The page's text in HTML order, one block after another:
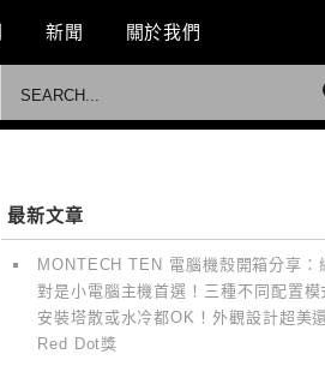
新聞 關於我們
最新文章
MONTECH TEN 電腦機殼開箱分享：
對是小電腦主機首選！三種不同配置模
安裝塔散或水冷都OK！外觀設計超美
Red Dot獎